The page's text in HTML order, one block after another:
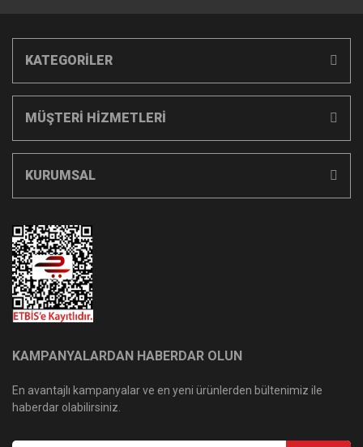
KATEGORİLER
MÜŞTERİ HİZMETLERİ
KURUMSAL
KAMPANYALARDAN HABERDAR OLUN
En avantajlı kampanyalar ve en yeni ürünlerden bültenimiz ile
haberdar olabilirsiniz.